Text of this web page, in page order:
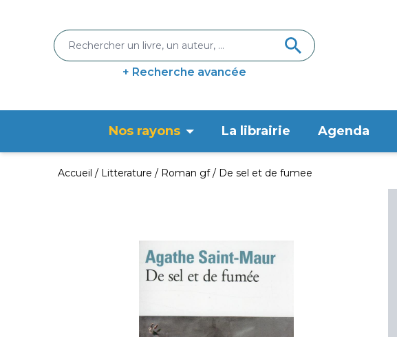
+ Recherche avancée
Nos rayons La librairie Agenda
Accueil Litterature Roman gf De sel et de fumee